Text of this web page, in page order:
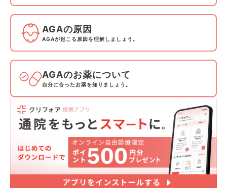
AGAの原因
AGAが起こる原因を理解しましょう。
AGAのお薬について
自分に合ったお薬を知りましょう。